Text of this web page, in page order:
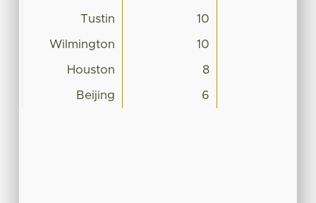
Tustin 10
Wilmington 10
Houston 8
Beijing 6